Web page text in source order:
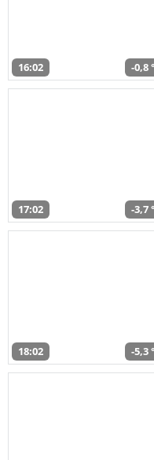
16:02 -0,8
17:02 -3,7
18:02 -5,3